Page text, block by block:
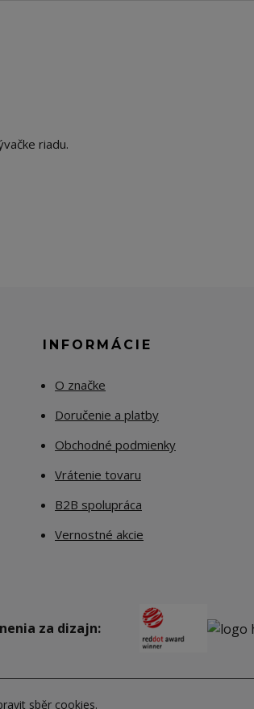
riadu.
INFORMÁCIE
O značke
Doručenie a platby
Obchodné podmienky
Vrátenie tovaru
B2B spolupráca
Vernostné akcie
za dizajn:
sběr cookies.